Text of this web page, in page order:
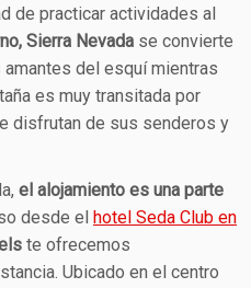
de practicar actividades al
Sierra Nevada se convierte
del esquí mientras
es muy transitada por
disfrutan de sus senderos y
el alojamiento es una parte
desde el hotel Seda Club en
te ofrecemos
Ubicado en el centro